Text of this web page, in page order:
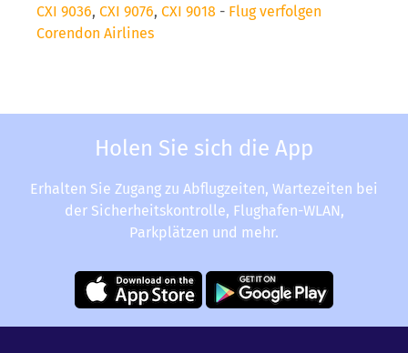
CXI 9036, CXI 9076, CXI 9018 - Flug verfolgen
Corendon Airlines
Holen Sie sich die App
Erhalten Sie Zugang zu Abflugzeiten, Wartezeiten bei
der Sicherheitskontrolle, Flughafen-WLAN,
Parkplätzen und mehr.